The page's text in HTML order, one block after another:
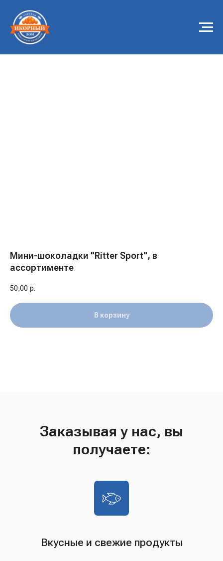
Мини-шоколадки "Ritter Sport", в
ассортименте
50,00 р.
В корзину
Заказывая у нас, вы
получаете:
Вкусные и свежие продукты